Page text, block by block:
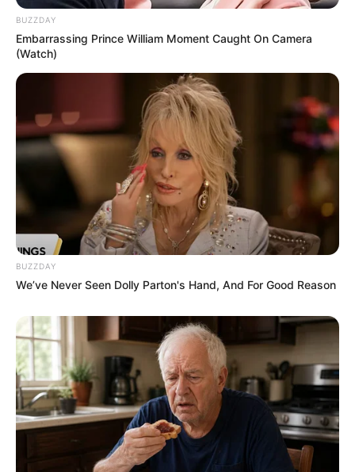
BUZZDAY
Embarrassing Prince William Moment Caught On Camera
(Watch)
BUZZDAY
We’ve Never Seen Dolly Parton's Hand, And For Good Reason